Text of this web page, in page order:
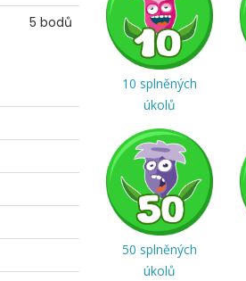
5 bodů
10 splněných
úkolů
50 splněných
úkolů